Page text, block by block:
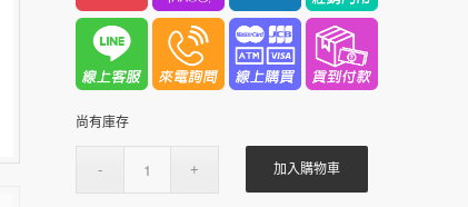
尚有庫存
加入購物車